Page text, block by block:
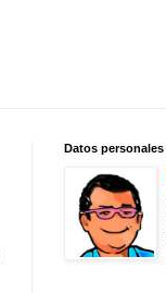
Datos personales